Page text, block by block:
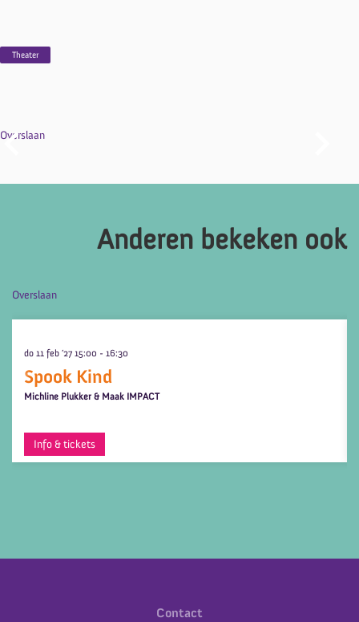
Theater
Overslaan
Anderen bekeken ook
Overslaan
Spook Kind
Michline Plukker & Maak IMPACT
do 11 feb ’27 15:00 - 16:30
Info & tickets
Contact